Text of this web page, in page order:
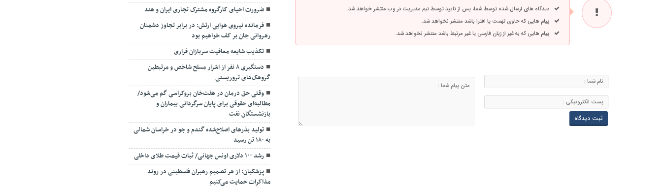
دیدگاه های ارسال شده توسط شما، پس از تایید توسط تیم مدیریت در وب منتشر خواهد شد.
پیام هایی که حاوی تهمت یا افترا باشد منتشر نخواهد شد.
پیام هایی که به غیر از زبان فارسی یا غیر مرتبط باشد منتشر نخواهد شد.
ضرورت احیای کارگروه مشترک تجاری ایران و هند
فرمانده نیروی هوایی ارتش: در برابر تجاوز دشمنان
رهروانی جان بر کف خواهیم بود
تکذیب شایعه معافیت سربازان فراری
دستگیری ۸ نفر از اشرار مسلح شاخص و مرتبطین
گروهک‌های تروریستی
وقتی حق درمان در هفت‌خان بروکراسی گم می‌شود/
مطالبه‌ای حقوقی برای پایان سرگردانی بیماران و
بازنشستگان نفت
تولید بذرهای اصلاح‌شده گندم و جو در خراسان شمالی
به ۱۸۰ تن رسید
رشد ۱۰۰ دلاری اونس جهانی/ ثبات قیمت طلای داخلی
پزشکیان: از هر تصمیم رهبران فلسطینی در روند
مذاکرات حمایت می‌کنیم